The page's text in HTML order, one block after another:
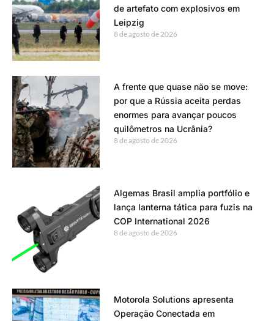
de artefato com explosivos em
Leipzig
8 de agosto de 2026
A frente que quase não se move:
por que a Rússia aceita perdas
enormes para avançar poucos
quilômetros na Ucrânia?
8 de agosto de 2026
Algemas Brasil amplia portfólio e
lança lanterna tática para fuzis na
COP International 2026
8 de agosto de 2026
Motorola Solutions apresenta
Operação Conectada em